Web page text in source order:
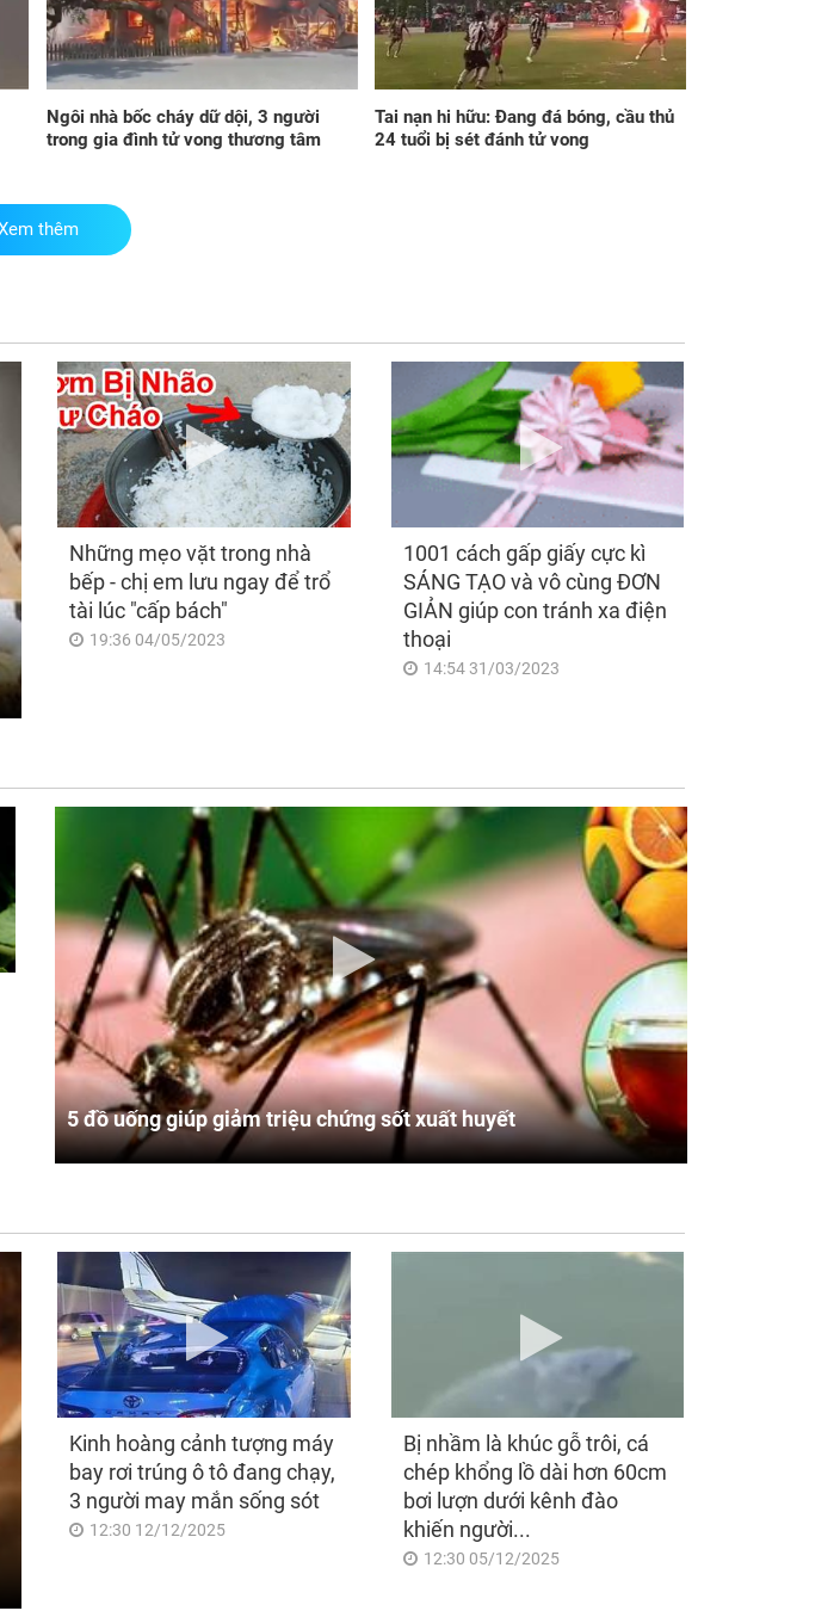
Trong 4 ngày cuối
tháng 6 âm lịch, 3 con
giáp vượng phát Tài
Lộc, Phú Quý trăm bề,
Hoàng, ôm trọn cơ
ngơi đồ sộ
Thần Tài 'điểm mặt
gọi tên' sau ngày
8/8/2026, 3 con giáp
lộc nhiều hơn sông,
trăng Rằm, chính thức
hết khổ
Trong 2 ngày cuối
tuần (thứ 7 và Chủ
Nhật), 3 con giáp đại
Phúc đại Lộc, phú quý
thịnh vượng, vận trình
hanh thông, đếm tiền
mỏi tay
3 con giáp 'lĩnh hội tài
lộc', tiền bạc kéo ùn
ùn vào nhà, sự nghiệp
thăng tiến không
ngừng sau ngày
8/8/2026
Ngôi nhà bốc cháy dữ dội, 3 người
trong gia đình tử vong thương tâm
Tai nạn hi hữu: Đang đá bóng, cầu thủ
24 tuổi bị sét đánh tử vong
thêm
Những mẹo vặt trong nhà
bếp - chị em lưu ngay để trổ
tài lúc "cấp bách"
19:36 04/05/2023
1001 cách gấp giấy cực kì
SÁNG TẠO và vô cùng ĐƠN
GIẢN giúp con tránh xa điện
thoại
14:54 31/03/2023
5 đồ uống giúp giảm triệu chứng sốt xuất huyết
Kinh hoàng cảnh tượng máy
bay rơi trúng ô tô đang chạy,
3 người may mắn sống sót
12:30 12/12/2025
Bị nhầm là khúc gỗ trôi, cá
chép khổng lồ dài hơn 60cm
bơi lượn dưới kênh đào
khiến người...
12:30 05/12/2025